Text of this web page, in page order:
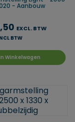
- Aanbouw
EXCL. BTW
BTW
Winkelwagen